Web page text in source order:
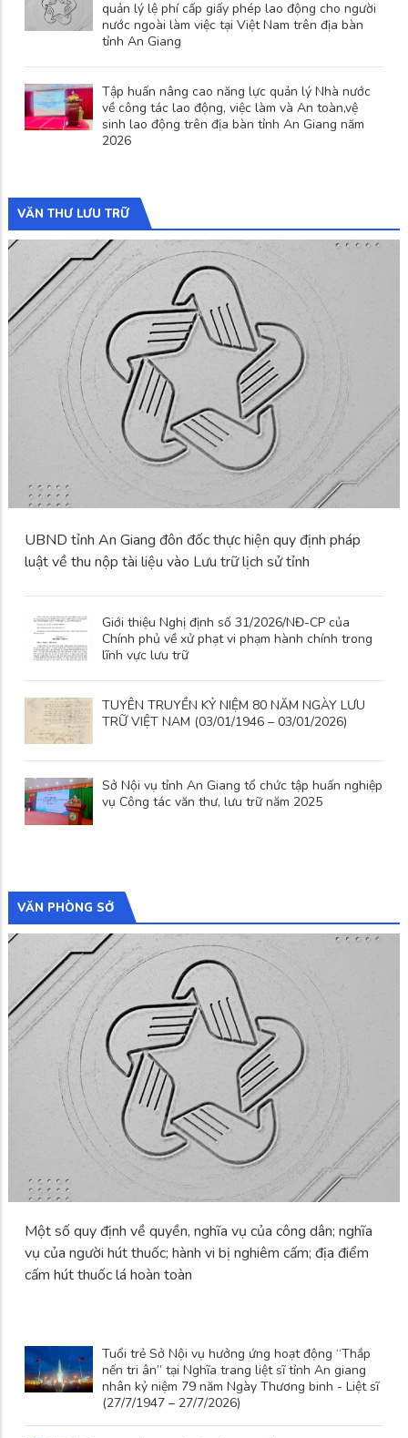
quản lý lệ phí cấp giấy phép lao động cho người
nước ngoài làm việc tại Việt Nam trên địa bàn
tỉnh An Giang
Tập huấn nâng cao năng lực quản lý Nhà nước
về công tác lao động, việc làm và An toàn,vệ
sinh lao động trên địa bàn tỉnh An Giang năm
2026
VĂN THƯ LƯU TRỮ
UBND tỉnh An Giang đôn đốc thực hiện quy định pháp
luật về thu nộp tài liệu vào Lưu trữ lịch sử tỉnh
Giới thiệu Nghị định số 31/2026/NĐ-CP của
Chính phủ về xử phạt vi phạm hành chính trong
lĩnh vực lưu trữ
TUYÊN TRUYỀN KỶ NIỆM 80 NĂM NGÀY LƯU
TRỮ VIỆT NAM (03/01/1946 – 03/01/2026)
Sở Nội vụ tỉnh An Giang tổ chức tập huấn nghiệp
vụ Công tác văn thư, lưu trữ năm 2025
VĂN PHÒNG SỞ
Một số quy định về quyền, nghĩa vụ của công dân; nghĩa
vụ của người hút thuốc; hành vi bị nghiêm cấm; địa điểm
cấm hút thuốc lá hoàn toàn
Tuổi trẻ Sở Nội vụ hưởng ứng hoạt động “Thắp
nến tri ân” tại Nghĩa trang liệt sĩ tỉnh An giang
nhân kỷ niệm 79 năm Ngày Thương binh - Liệt sĩ
(27/7/1947 – 27/7/2026)